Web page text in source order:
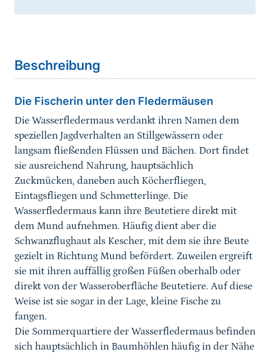
Bildergalerie
Fortpflanzung/Biologie
Lokale Population
Gefährdung
Erhaltungsmaßnahmen
Erhaltungszustand
Programme und Projekte
Autor*in
Beschreibung
Die Fischerin unter den Fledermäusen
Die Wasserfledermaus verdankt ihren Namen dem
speziellen Jagdverhalten an Stillgewässern oder
langsam fließenden Flüssen und Bächen. Dort findet
sie ausreichend Nahrung, hauptsächlich
Zuckmücken, daneben auch Köcherfliegen,
Eintagsfliegen und Schmetterlinge. Die
Wasserfledermaus kann ihre Beutetiere direkt mit
dem Mund aufnehmen. Häufig dient aber die
Schwanzflughaut als Kescher, mit dem sie ihre Beute
gezielt in Richtung Mund befördert. Zuweilen ergreift
sie mit ihren auffällig großen Füßen oberhalb oder
direkt von der Wasseroberfläche Beutetiere. Auf diese
Weise ist sie sogar in der Lage, kleine Fische zu
fangen.
Die Sommerquartiere der Wasserfledermaus befinden
sich hauptsächlich in Baumhöhlen häufig in der Nähe